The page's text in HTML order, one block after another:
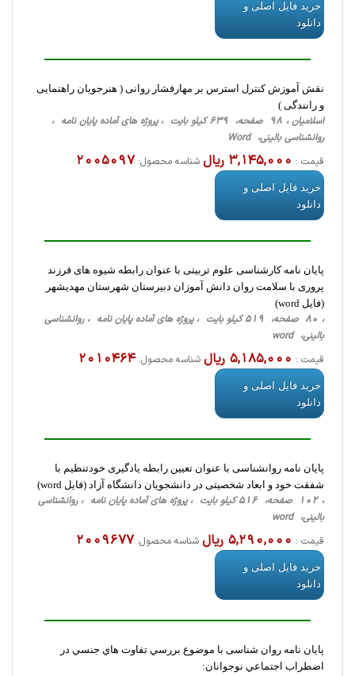
خرید فایل اصلی و
دانلود
نقش آموزش کنترل استرس بر مهارفشار روانی ( هنرجویان راهنمایی
و رانندگی )
اسلامیان ، 98 صفحه، 639 کیلو بایت ، پروژه های آماده پایان نامه ،
روانشناسی ‌بالینی، Word
قیمت : 3,145,000 ریال شناسه محصول: 2005097
خرید فایل اصلی و
دانلود
پایان نامه کارشناسی علوم تربیتی با عنوان رابطه شیوه های فرزند
پروری با سلامت روان دانش آموزان دبیرستان شهرستان مهدیشهر
(فایل word)
، 80 صفحه، 519 کیلو بایت ، پروژه های آماده پایان نامه ، روانشناسی
‌بالینی، word
قیمت : 5,185,000 ریال شناسه محصول:2010464
خرید فایل اصلی و
دانلود
پایان نامه روانشناسی با عنوان تعیین رابطه یادگیری خودتنظیم با
شفقت خود و ابعاد شخصیتی در دانشجویان دانشگاه آزاد (فایل word)
، 102 صفحه، 516 کیلو بایت ، پروژه های آماده پایان نامه ، روانشناسی
‌بالینی، word
قیمت : 5,290,000 ریال شناسه محصول: 2009677
خرید فایل اصلی و
دانلود
پایان نامه روان شناسی با موضوع بررسي تفاوت هاي جنسي در
اضطراب اجتماعي نوجوانان: